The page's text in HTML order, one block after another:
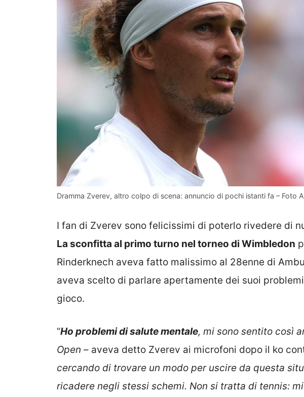
Dramma Zverev, altro colpo di scena: annuncio di pochi istanti fa – Foto
I fan di Zverev sono felicissimi di poterlo rivedere di
La sconfitta al primo turno nel torneo di Wimbledon
Rinderknech aveva fatto malissimo al 28enne di
aveva scelto di parlare apertamente dei suoi
gioco.
“Ho problemi di salute mentale, mi sono sentito così
Open – aveva detto Zverev ai microfoni dopo il ko
cercando di trovare un modo per uscire da questa
ricadere negli stessi schemi. Non si tratta di tennis: